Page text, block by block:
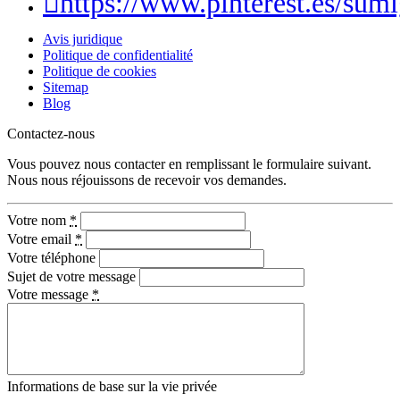
Avis juridique
Politique de confidentialité
Politique de cookies
Sitemap
Blog
Contactez-nous
Vous pouvez nous contacter en remplissant le formulaire suivant.
Nous nous réjouissons de recevoir vos demandes.
Votre nom *
Votre email *
Votre téléphone
Sujet de votre message
Votre message *
Informations de base sur la vie privée